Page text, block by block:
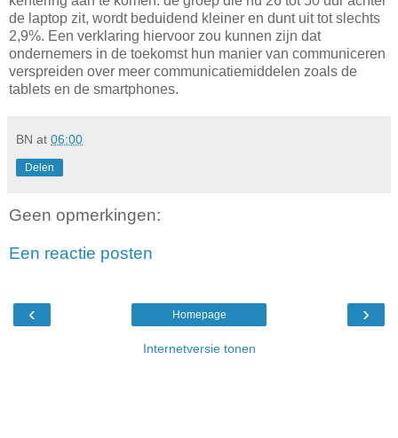
de laptop zit, wordt beduidend kleiner en dunt uit tot slechts
2,9%. Een verklaring hiervoor zou kunnen zijn dat
ondernemers in de toekomst hun manier van communiceren
verspreiden over meer communicatiemiddelen zoals de
tablets en de smartphones.
BN at 06:00
Delen
Geen opmerkingen:
Een reactie posten
‹ ›
Homepage
Internetversie tonen